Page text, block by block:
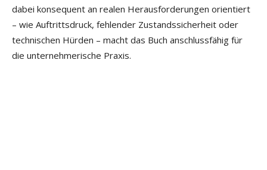
dabei konsequent an realen Herausforderungen orientiert
– wie Auftrittsdruck, fehlender Zustandssicherheit oder
technischen Hürden – macht das Buch anschlussfähig für
die unternehmerische Praxis.